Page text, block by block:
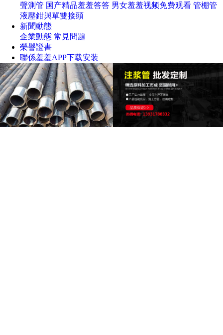
聲測管 国产精品羞羞答答 男女羞羞视频免费观看 管棚管
液壓鉗與單雙接頭
新聞動態
企業動態 常見問題
榮譽證書
聯係羞羞APP下载安装